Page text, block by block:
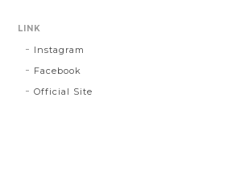
LINK
Instagram
Facebook
Official Site